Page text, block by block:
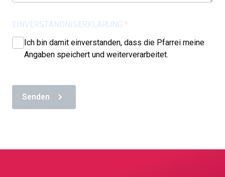
EINVERSTÄNDNISERKLÄRUNG *
Ich bin damit einverstanden, dass die Pfarrei meine
Angaben speichert und weiterverarbeitet.
Senden